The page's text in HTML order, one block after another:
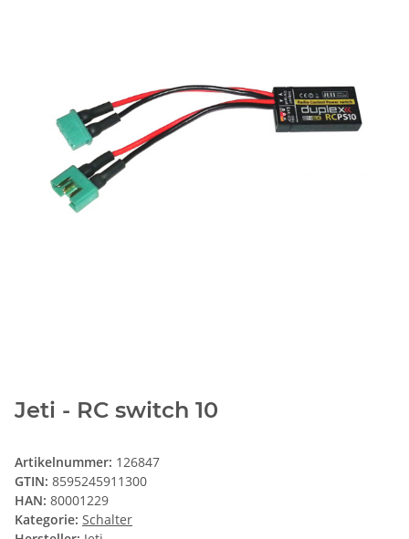
Jeti - RC switch 10
Artikelnummer: 126847
GTIN: 8595245911300
HAN: 80001229
Kategorie: Schalter